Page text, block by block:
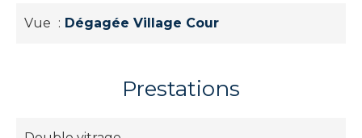
Vue Dégagée Village Cour
Prestations